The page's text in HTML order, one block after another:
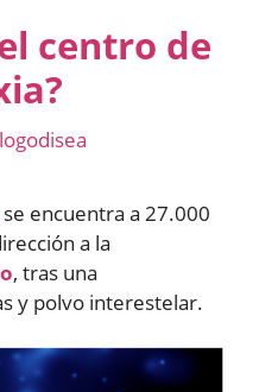
centro de
se encuentra a 27.000
a la
, tras una
y polvo interestelar.